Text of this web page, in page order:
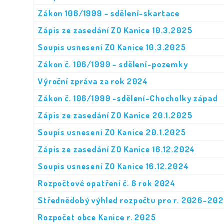
Zákon 106/1999 - sdělení-skartace
Zápis ze zasedání ZO Kanice 10.3.2025
Soupis usnesení ZO Kanice 10.3.2025
Zákon č. 106/1999 - sdělení-pozemky
Výroční zpráva za rok 2024
Zákon č. 106/1999 -sdělení-Chocholky západ
Zápis ze zasedání ZO Kanice 20.1.2025
Soupis usnesení ZO Kanice 20.1.2025
Zápis ze zasedání ZO Kanice 16.12.2024
Soupis usnesení ZO Kanice 16.12.2024
Rozpočtové opatření č. 6 rok 2024
Střednědobý výhled rozpočtu pro r. 2026-
Rozpočet obce Kanice r. 2025